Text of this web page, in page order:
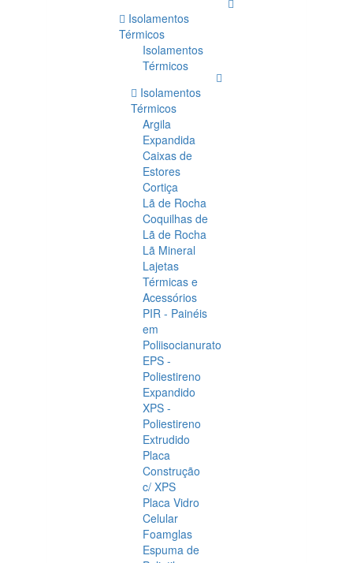
Isolamentos
Térmicos
Isolamentos
Térmicos
Isolamentos
Térmicos
Argila
Expandida
Caixas de
Estores
Cortiça
Lã de Rocha
Coquilhas de
Lã de Rocha
Lã Mineral
Lajetas
Térmicas e
Acessórios
PIR - Painéis
em
Poliisocianurato
EPS -
Poliestireno
Expandido
XPS -
Poliestireno
Extrudido
Placa
Construção
c/ XPS
Placa Vidro
Celular
Foamglas
Espuma de